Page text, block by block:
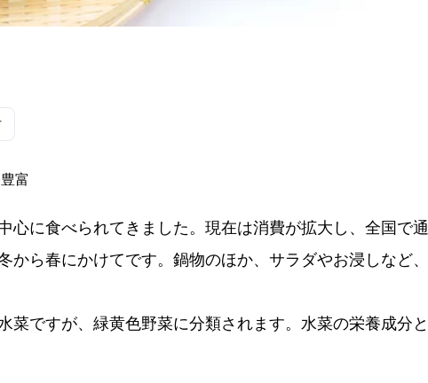
富
心に食べられてきました。現在は消費が拡大し、全国で通
ら春にかけてです。鍋物のほか、サラダやお浸しなど、
菜ですが、緑黄色野菜に分類されます。水菜の栄養成分と